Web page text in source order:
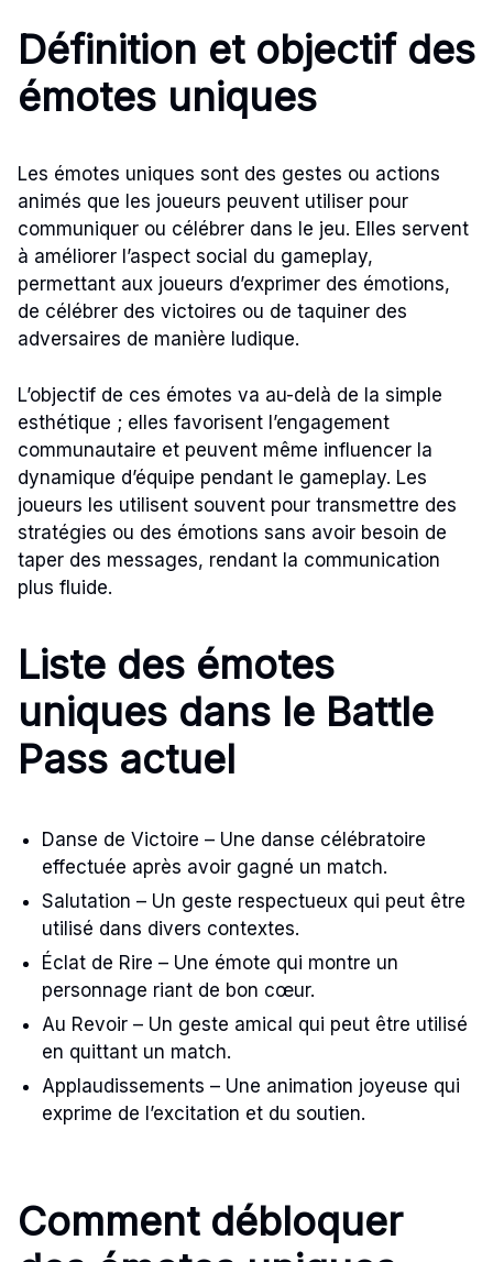
Définition et objectif des
émotes uniques
Les émotes uniques sont des gestes ou actions
animés que les joueurs peuvent utiliser pour
communiquer ou célébrer dans le jeu. Elles servent
à améliorer l’aspect social du gameplay,
permettant aux joueurs d’exprimer des émotions,
de célébrer des victoires ou de taquiner des
adversaires de manière ludique.
L’objectif de ces émotes va au-delà de la simple
esthétique ; elles favorisent l’engagement
communautaire et peuvent même influencer la
dynamique d’équipe pendant le gameplay. Les
joueurs les utilisent souvent pour transmettre des
stratégies ou des émotions sans avoir besoin de
taper des messages, rendant la communication
plus fluide.
Liste des émotes
uniques dans le Battle
Pass actuel
Danse de Victoire – Une danse célébratoire
effectuée après avoir gagné un match.
Salutation – Un geste respectueux qui peut être
utilisé dans divers contextes.
Éclat de Rire – Une émote qui montre un
personnage riant de bon cœur.
Au Revoir – Un geste amical qui peut être utilisé
en quittant un match.
Applaudissements – Une animation joyeuse qui
exprime de l’excitation et du soutien.
Comment débloquer